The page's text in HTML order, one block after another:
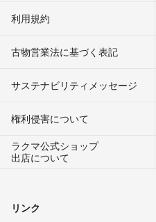
利用規約
古物営業法に基づく表記
サステナビリティメッセージ
権利侵害について
ラクマ公式ショップ
出店について
リンク